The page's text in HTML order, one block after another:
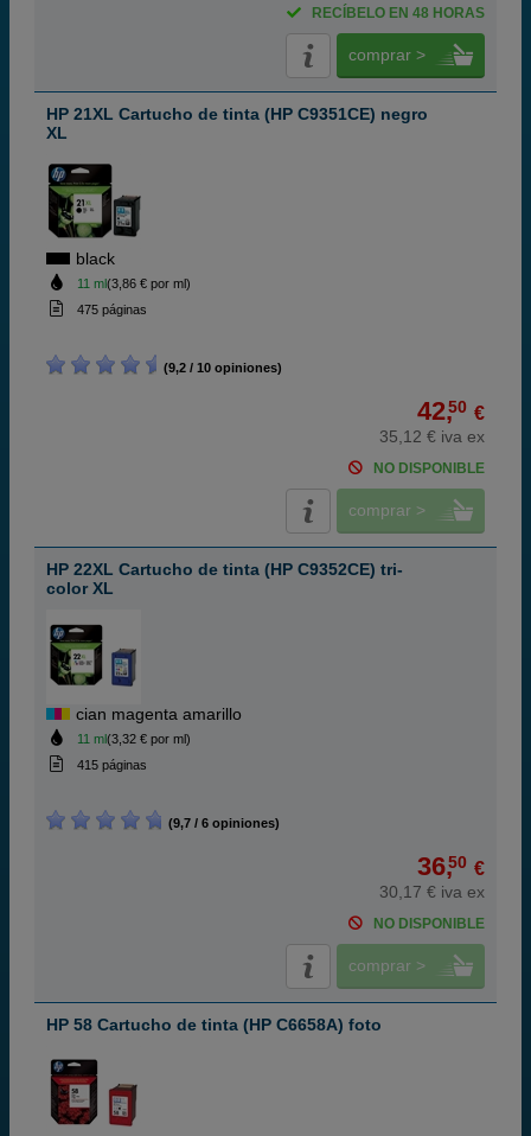
RECÍBELO EN 48 HORAS
comprar >
HP 21XL Cartucho de tinta (HP C9351CE) negro
XL
black
11 ml(3,86 € por ml)
475 páginas
(9,2 / 10 opiniones)
42,50 €
35,12 € iva ex
NO DISPONIBLE
comprar >
HP 22XL Cartucho de tinta (HP C9352CE) tri-
color XL
cian magenta amarillo
11 ml(3,32 € por ml)
415 páginas
(9,7 / 6 opiniones)
36,50 €
30,17 € iva ex
NO DISPONIBLE
comprar >
HP 58 Cartucho de tinta (HP C6658A) foto